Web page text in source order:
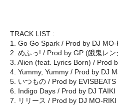
TRACK LIST :
1. Go Go Spark / Prod by DJ MO-
2. めふっ! / Prod by GP (餓鬼レン
3. Alien (feat. Lyrics Born) / Prod
4. Yummy, Yummy / Prod by DJ
5. いつもの / Prod by EVISBEATS
6. Indigo Days / Prod by DJ TAIKI
7. リリース / Prod by DJ MO-RIKI